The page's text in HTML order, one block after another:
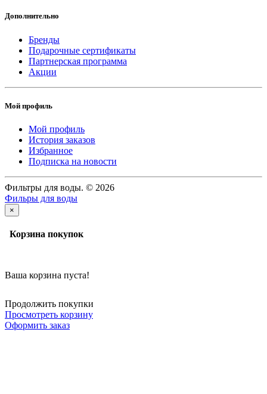
Дополнительно
Бренды
Подарочные сертификаты
Партнерская программа
Акции
Мой профиль
Мой профиль
История заказов
Избранное
Подписка на новости
Фильтры для воды. © 2026
Фильры для воды
×
Корзина покупок
Ваша корзина пуста!
Продолжить покупки
Просмотреть корзину
Оформить заказ